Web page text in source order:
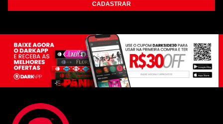
CADASTRAR